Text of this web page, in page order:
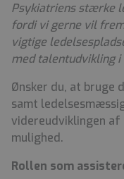
Psykiatriens stærke
fordi vi gerne vil
vigtige
med talentudvikling i
Ønsker du, at bruge
samt
videreudviklingen af
mulighed.
Rollen som